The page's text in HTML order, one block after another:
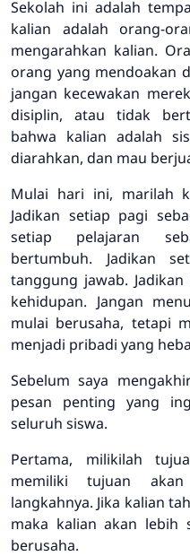
Sekolah ini adalah
kalian adalah orang-
mengarahkan kalian.
orang yang mendoakan
jangan kecewakan
disiplin, atau tidak
bahwa kalian adalah
diarahkan, dan mau
Mulai hari ini, marilah
Jadikan setiap pagi
setiap pelajaran
bertumbuh. Jadikan
tanggung jawab.
kehidupan. Jangan
mulai berusaha, tetapi
menjadi pribadi yang
Sebelum saya
pesan penting yang
seluruh siswa.
Pertama, milikilah
memiliki tujuan
langkahnya. Jika kalian
maka kalian akan lebih
berusaha.